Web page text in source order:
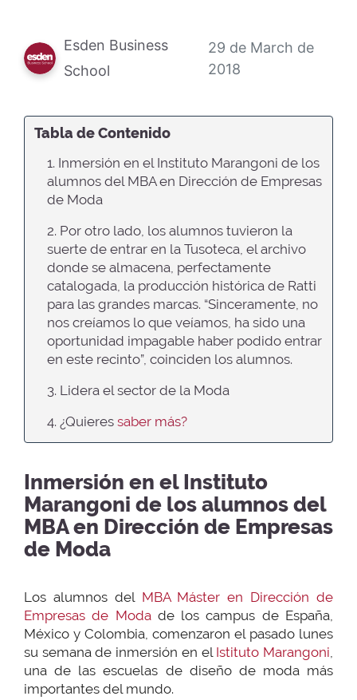
Esden Business
School
29 de March de
2018
Tabla de Contenido
1. Inmersión en el Instituto Marangoni de los
alumnos del MBA en Dirección de Empresas
de Moda
2. Por otro lado, los alumnos tuvieron la
suerte de entrar en la Tusoteca, el archivo
donde se almacena, perfectamente
catalogada, la producción histórica de Ratti
para las grandes marcas. “Sinceramente, no
nos creíamos lo que veíamos, ha sido una
oportunidad impagable haber podido entrar
en este recinto”, coinciden los alumnos.
3. Lidera el sector de la Moda
4. ¿Quieres saber más?
Inmersión en el Instituto
Marangoni de los alumnos del
MBA en Dirección de Empresas
de Moda
Los alumnos del MBA Máster en Dirección de
Empresas de Modade los campus de España,
México y Colombia, comenzaron el pasado lunes
su semana de inmersión en el Istituto Marangoni,
una de las escuelas de diseño de moda más
importantes del mundo.